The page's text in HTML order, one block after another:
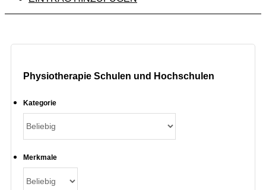
Physiotherapie Schulen und Hochschulen
Kategorie
Merkmale